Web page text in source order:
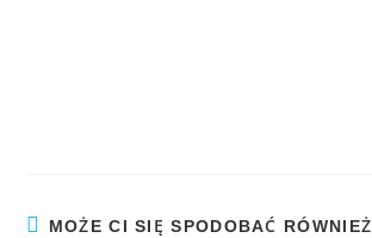
MOŻE CI SIĘ SPODOBAĆ RÓWNIEŻ